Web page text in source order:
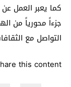
كما يعبر العمل
جزءاً محورياً من
التواصل مع
this content: